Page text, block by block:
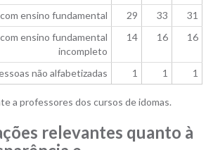
ensino fundamental
29 33
31
ensino fundamental
incompleto
14 16 16
não alfabetizadas 1 1 1
a professores dos cursos de idomas.
relevantes quanto à